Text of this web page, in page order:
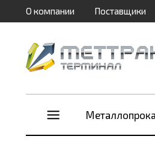
О компании Поставщики